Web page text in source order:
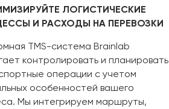
ЛОГИСТИЧЕСКИЕ
И РАСХОДЫ НА ПЕРЕВОЗКИ
TMS-система Brainlab
контролировать и планировать
операции с учетом
особенностей вашего
Мы интегрируем маршруты,